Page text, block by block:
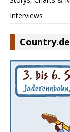
Interviews